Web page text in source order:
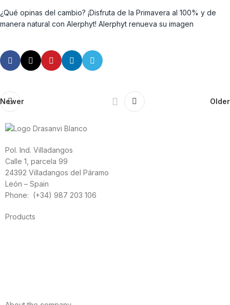
¿Qué opinas del cambio? ¡Disfruta de la Primavera al 100% y de
manera natural con Alerphyt! Alerphyt renueva su imagen
Newer Older
Pol. Ind. Villadangos
Calle 1, parcela 99
24392 Villadangos del Páramo
León – Spain
Phone: (+34) 987 203 106
Products